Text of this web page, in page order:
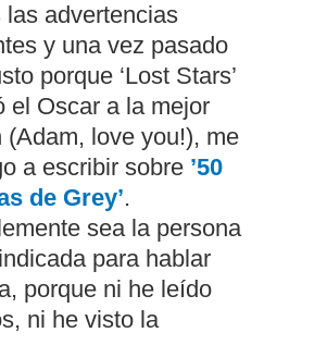
las advertencias
y una vez pasado
porque ‘Lost Stars’
el Oscar a la mejor
(Adam, love you!), me
a escribir sobre ’50
de Grey’.
sea la persona
para hablar
porque ni he leído
ni he visto la